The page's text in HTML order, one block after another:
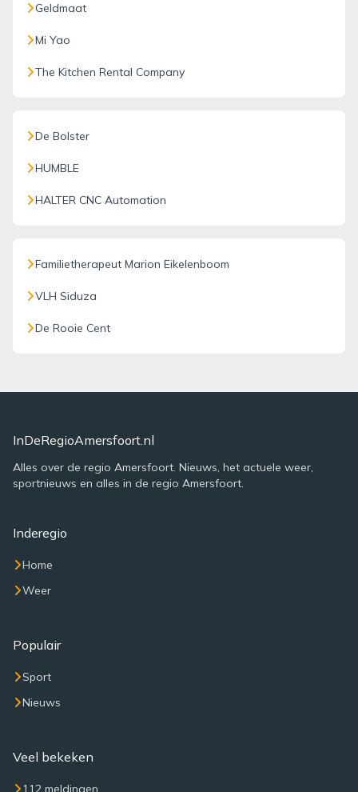
Geldmaat
Mi Yao
The Kitchen Rental Company
De Bolster
HUMBLE
HALTER CNC Automation
Familietherapeut Marion Eikelenboom
VLH Siduza
De Rooie Cent
InDeRegioAmersfoort.nl
Alles over de regio Amersfoort. Nieuws, het actuele weer,
sportnieuws en alles in de regio Amersfoort.
Inderegio
Home
Weer
Populair
Sport
Nieuws
Veel bekeken
112 meldingen